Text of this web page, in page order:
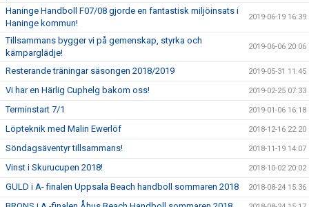
Haninge Handboll F07/08 gjorde en fantastisk miljöinsats i
Haninge kommun!
2019-06-19 16:39
Tillsammans bygger vi på gemenskap, styrka och
kämparglädje!
2019-06-06 20:06
Resterande träningar säsongen 2018/2019 2019-05-31 11:45
Vi har en Härlig Cuphelg bakom oss! 2019-02-25 07:33
Terminstart 7/1 2019-01-06 16:18
Löpteknik med Malin Ewerlöf 2018-12-16 22:20
Söndagsäventyr tillsammans! 2018-11-19 14:07
Vinst i Skurucupen 2018! 2018-10-02 20:02
GULD i A- finalen Uppsala Beach handboll sommaren 2018 2018-08-24 15:36